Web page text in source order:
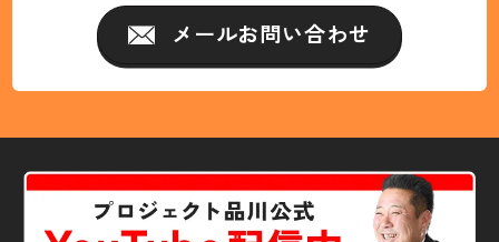
メールお問い合わせ